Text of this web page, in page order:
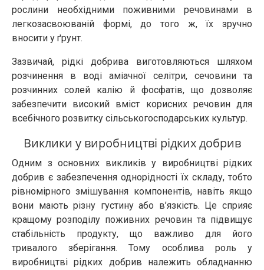
рослини необхідними поживними речовинами в
легкозасвоюваній формі, до того ж, їх зручно
вносити у ґрунт.
Зазвичай, рідкі добрива виготовляються шляхом
розчинення в воді аміачної селітри, сечовини та
розчинних солей калію й фосфатів, що дозволяє
забезпечити високий вміст корисних речовин для
всебічного розвитку сільськогосподарських культур.
Виклики у виробництві рідких добрив
Одним з основних викликів у виробництві рідких
добрив є забезпечення однорідності їх складу, тобто
рівномірного змішування компонентів, навіть якщо
вони мають різну густину або в’язкість. Це сприяє
кращому розподілу поживних речовин та підвищує
стабільність продукту, що важливо для його
тривалого зберігання. Тому особлива роль у
виробництві рідких добрив належить обладнанню